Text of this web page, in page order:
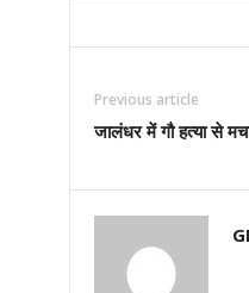
Previous article
जालंधर में गौ हत्या से